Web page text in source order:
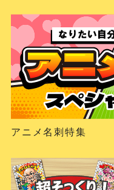
アニメ名刺特集